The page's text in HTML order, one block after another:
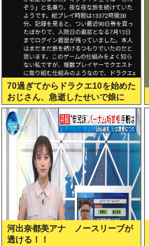
70過ぎてからドラクエ10を始めた
おじさん、急逝したせいで娘に
色々開示されてしまう
河出奈都美アナ ノースリーブが
透ける！！